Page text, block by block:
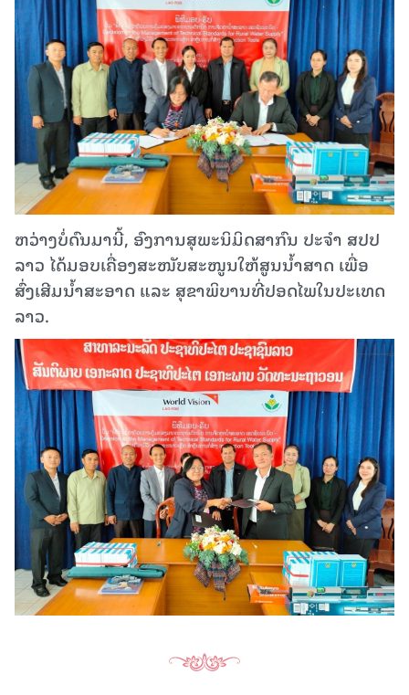
ຫວ່າງບໍ່ດົນມານີ້, ອົງການສຸພະນິມິດສາກົນ ປະຈຳ ສປປ
ລາວ ໄດ້ມອບເຄື່ອງສະໜັບສະໜູນໃຫ້ສູນນໍ້າສາດ ເພື່ອ
ສົ່ງເສີມນໍ້າສະອາດ ແລະ ສຸຂາພິບານທີ່ປອດໄພໃນປະເທດ
ລາວ.